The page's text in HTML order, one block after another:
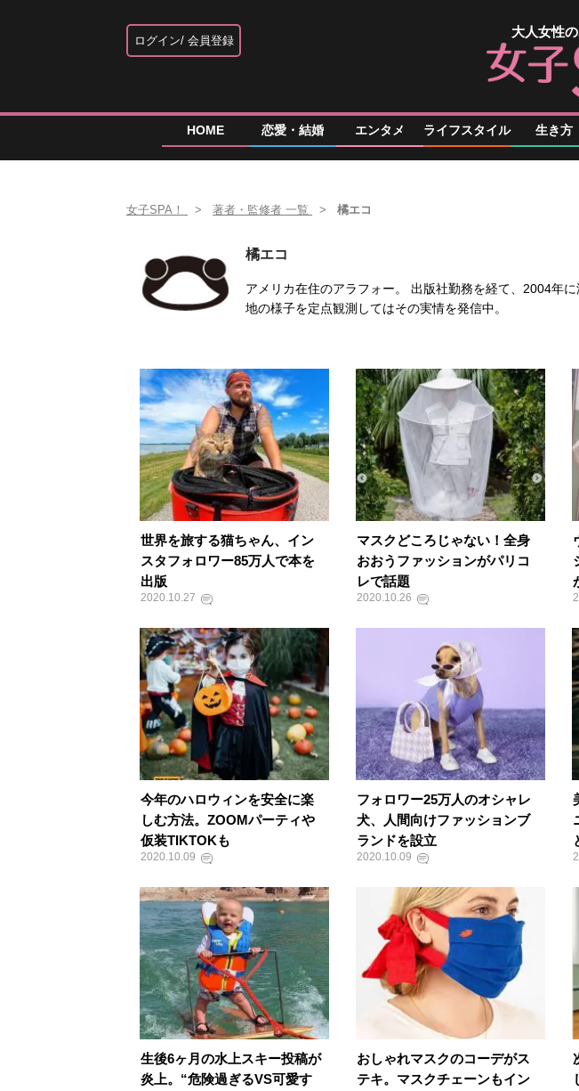
ログイン 会員登録
大人女性
HOME 恋愛・結婚 エンタメ ライフスタイル 生き方
女子SPA！ 著者・監修者 一覧 橘エコ
橘エコ
アメリカ在住のアラフォー。 出版社勤務を経て、2004年
地の様子を定点観測してはその実情を発信中。
世界を旅する猫ちゃん、イン
スタフォロワー85万人で本を
出版
2020.10.27
マスクどころじゃない！全身
おおうファッションがパリコ
レで話題
2020.10.26
今年のハロウィンを安全に楽
しむ方法。ZOOMパーティや
仮装TIKTOKも
2020.10.09
フォロワー25万人のオシャレ
犬、人間向けファッションブ
ランドを設立
2020.10.09
生後6ヶ月の水上スキー投稿が
炎上。“危険過ぎるVS可愛す
おしゃれマスクのコーデがス
テキ。マスクチェーンもイン